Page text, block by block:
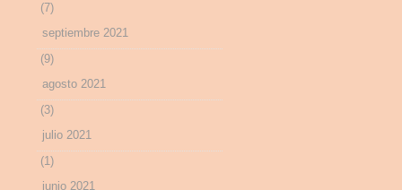
(7)
septiembre 2021
(9)
agosto 2021
(3)
julio 2021
(1)
junio 2021